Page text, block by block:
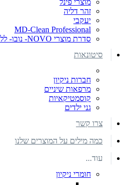
מוצרי פינל
זהר דליה
יעקבי
MD-Clean Professional
סדרת מוצרי NOVO- נובו- ללא פרבנים
סיטונאות
חברות ניקיון
מרפאות שיניים
קוסמטיקאיות
גני ילדים
צרו קשר
כמה מילים על המוצרים שלנו
עוד...
חומרי ניקיון